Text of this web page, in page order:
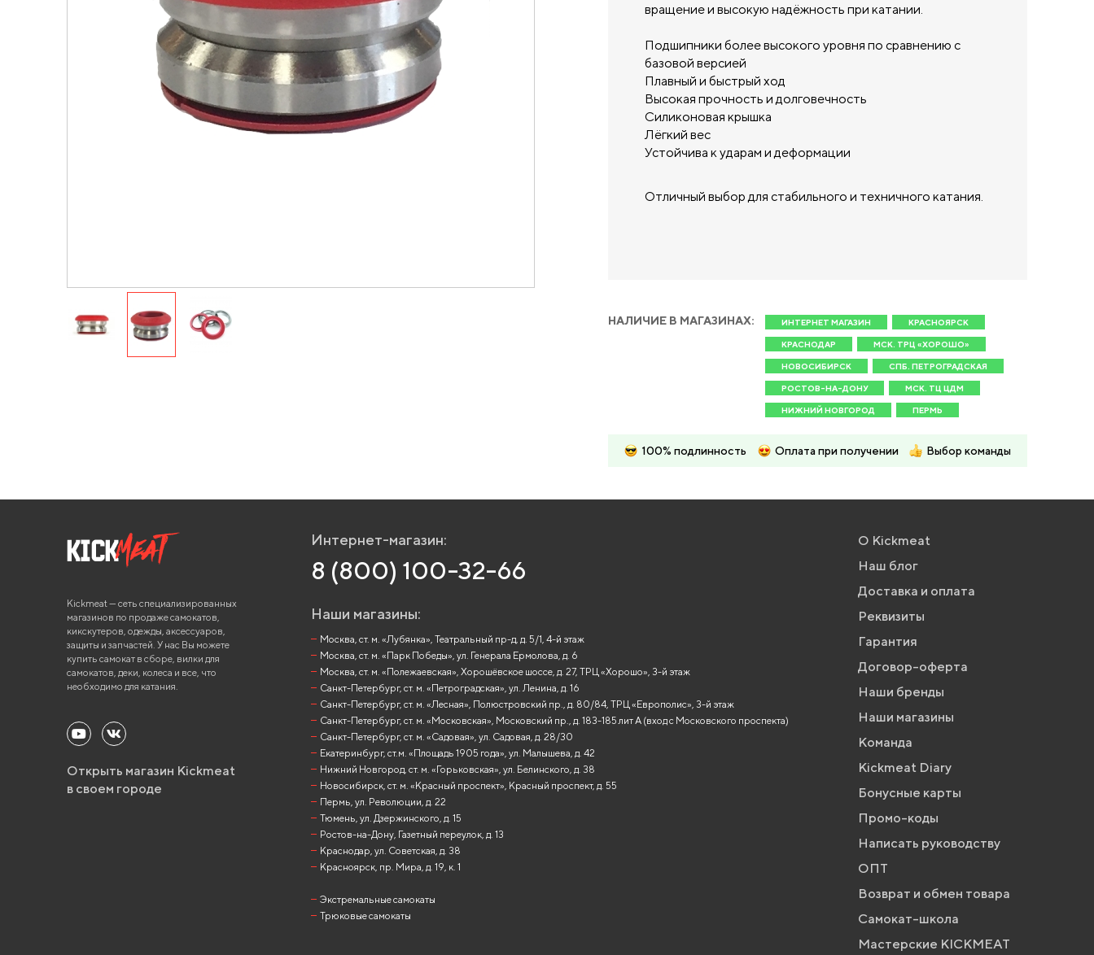
вращение и высокую надёжность при катании.
Подшипники более высокого уровня по сравнению с
базовой версией
Плавный и быстрый ход
Высокая прочность и долговечность
Силиконовая крышка
Лёгкий вес
Устойчива к ударам и деформации
Отличный выбор для стабильного и техничного катания.
НАЛИЧИЕ В МАГАЗИНАХ: ИНТЕРНЕТ МАГАЗИН КРАСНОЯРСК
КРАСНОДАР МСК. ТРЦ «ХОРОШО»
НОВОСИБИРСК СПБ. ПЕТРОГРАДСКАЯ
РОСТОВ-НА-ДОНУ МСК. ТЦ ЦДМ
НИЖНИЙ НОВГОРОД ПЕРМЬ
100% подлинность Оплата при получении Выбор команды
Kickmeat — сеть специализированных
магазинов по продаже самокатов,
кикскутеров, одежды, аксессуаров,
защиты и запчастей. У нас Вы можете
купить самокат в сборе, вилки для
самокатов, деки, колеса и все, что
необходимо для катания.
Открыть магазин Kickmeat
в своем городе
Интернет-магазин:
8 (800) 100-32-66
Наши магазины:
Москва, ст. м. «Лубянка», Театральный пр-д, д. 5/1, 4-й этаж
Москва, ст. м. «Парк Победы», ул. Генерала Ермолова, д. 6
Москва, ст. м. «Полежаевская», Хорошёвское шоссе, д. 27, ТРЦ «Хорошо», 3-й этаж
Санкт-Петербург, ст. м. «Петроградская», ул. Ленина, д. 16
Санкт-Петербург, ст. м. «Лесная», Полюстровский пр., д. 80/84, ТРЦ «Европолис», 3-й этаж
Санкт-Петербург, ст. м. «Московская», Московский пр., д. 183-185 лит А (вход с Московского проспекта)
Санкт-Петербург, ст. м. «Садовая», ул. Садовая, д. 28/30
Екатеринбург, ст.м. «Площадь 1905 года», ул. Малышева, д. 42
Нижний Новгород, ст. м. «Горьковская», ул. Белинского, д. 38
Новосибирск, ст. м. «Красный проспект», Красный проспект, д. 55
Пермь, ул. Революции, д. 22
Тюмень, ул. Дзержинского, д. 15
Ростов-на-Дону, Газетный переулок, д. 13
Краснодар, ул. Советская, д. 38
Красноярск, пр. Мира, д. 19, к. 1
Экстремальные самокаты
Трюковые самокаты
О Kickmeat
Наш блог
Доставка и оплата
Реквизиты
Гарантия
Договор-оферта
Наши бренды
Наши магазины
Команда
Kickmeat Diary
Бонусные карты
Промо-коды
Написать руководству
ОПТ
Возврат и обмен товара
Самокат-школа
Мастерские KICKMEAT